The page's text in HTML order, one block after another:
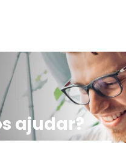
ajudar?